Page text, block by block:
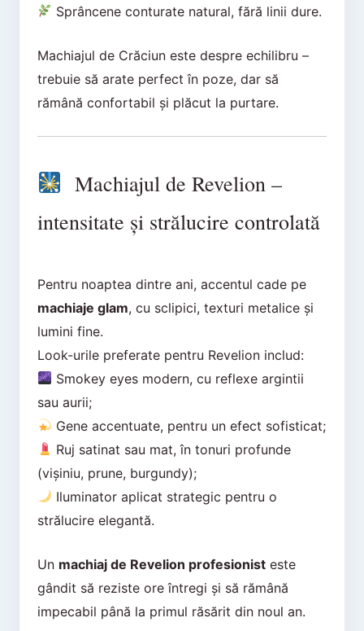
Sprâncene conturate natural, fără linii dure.
Machiajul de Crăciun este despre echilibru –
trebuie să arate perfect în poze, dar să
rămână confortabil și plăcut la purtare.
Machiajul de Revelion –
intensitate și strălucire controlată
Pentru noaptea dintre ani, accentul cade pe
machiaje glam, cu sclipici, texturi metalice și
lumini fine.
Look-urile preferate pentru Revelion includ:
Smokey eyes modern, cu reflexe argintii
sau aurii;
Gene accentuate, pentru un efect sofisticat;
Ruj satinat sau mat, în tonuri profunde
(vișiniu, prune, burgundy);
Iluminator aplicat strategic pentru o
strălucire elegantă.
Un machiaj de Revelion profesionisteste
gândit să reziste ore întregi și să rămână
impecabil până la primul răsărit din noul an.